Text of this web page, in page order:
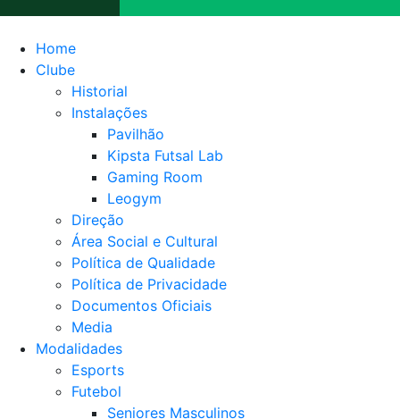
Home
Clube
Historial
Instalações
Pavilhão
Kipsta Futsal Lab
Gaming Room
Leogym
Direção
Área Social e Cultural
Política de Qualidade
Política de Privacidade
Documentos Oficiais
Media
Modalidades
Esports
Futebol
Seniores Masculinos